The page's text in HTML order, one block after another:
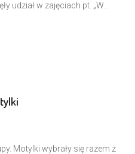
udział w zajęciach pt. „W...
Motylki wybrały się razem z